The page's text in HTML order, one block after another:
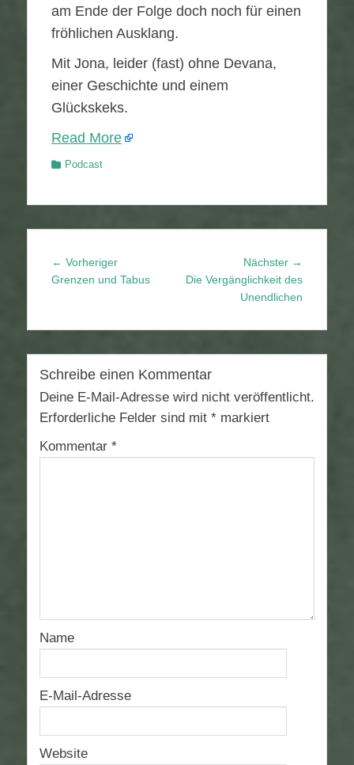
am Ende der Folge doch noch für einen
fröhlichen Ausklang.
Mit Jona, leider (fast) ohne Devana,
einer Geschichte und einem
Glückskeks.
Read More
Kategorien
Podcast
Beitragsnavigation
← VorherigerVorheriger
Beitrag:
Grenzen und Tabus
Nächster →
Beitrag:
Die Vergänglichkeit des
Unendlichen
Schreibe einen Kommentar
Deine E-Mail-Adresse wird nicht veröffentlicht.
Erforderliche Felder sind mit * markiert
Kommentar *
Name
E-Mail-Adresse
Website